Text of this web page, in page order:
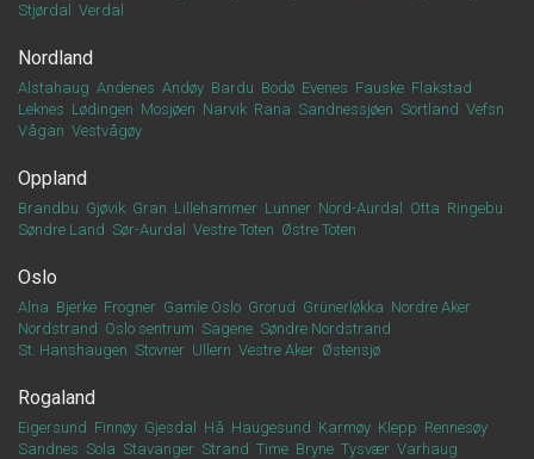
Stjørdal
Verdal
Nordland
Alstahaug Andenes Andøy Bardu Bodø Evenes Fauske Flakstad
Leknes Lødingen Mosjøen Narvik Rana Sandnessjøen Sortland Vefsn
Vågan Vestvågøy
Oppland
Brandbu Gjøvik Gran Lillehammer Lunner Nord-Aurdal Otta Ringebu
Søndre Land Sør-Aurdal Vestre Toten Østre Toten
Oslo
Alna Bjerke Frogner Gamle Oslo Grorud Grünerløkka Nordre Aker
Nordstrand Oslo sentrum Sagene Søndre Nordstrand
St. Hanshaugen Stovner Ullern Vestre Aker Østensjø
Rogaland
Eigersund Finnøy Gjesdal Hå Haugesund Karmøy Klepp Rennesøy
Sandnes Sola Stavanger Strand Time Bryne Tysvær Varhaug